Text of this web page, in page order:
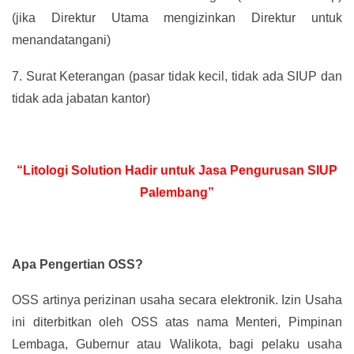
(jika Direktur Utama mengizinkan Direktur untuk
menandatangani)
7. Surat Keterangan (pasar tidak kecil, tidak ada SIUP dan
tidak ada jabatan kantor)
“Litologi Solution Hadir untuk Jasa Pengurusan SIUP
Palembang”
Apa Pengertian OSS?
OSS artinya perizinan usaha secara elektronik. Izin Usaha
ini diterbitkan oleh OSS atas nama Menteri, Pimpinan
Lembaga, Gubernur atau Walikota, bagi pelaku usaha